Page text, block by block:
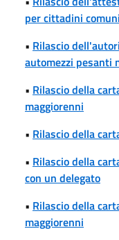
per cittadini
• Rilascio
automezzi pesanti
• Rilascio della
maggiorenni
• Rilascio della
• Rilascio della
con un delegato
• Rilascio della
maggiorenni